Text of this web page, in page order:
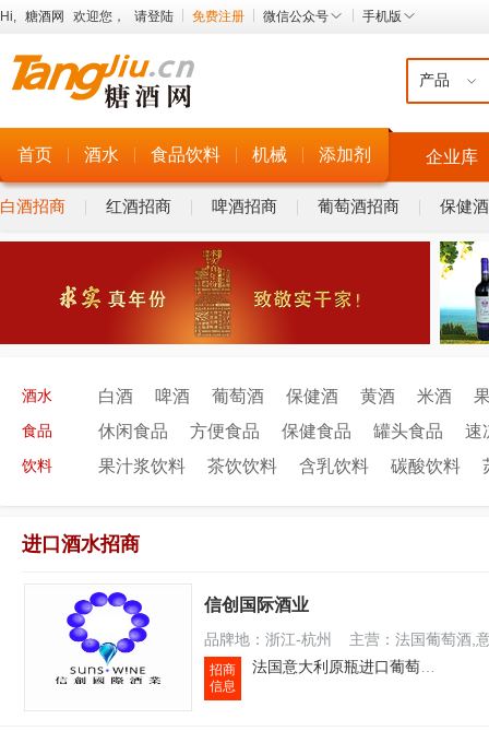
Hi, 糖酒网 欢迎您， 请登陆 免费注册 微信公众号 手机版
进口酒水招商
首页 酒水 食品饮料 机械 添加剂 企业库
白酒招商 红酒招商 啤酒招商 葡萄酒招商 保健
酒水 白酒 啤酒 葡萄酒 保健酒 黄酒 米酒
食品 休闲食品 方便食品 保健食品 罐头食品 速
饮料 果汁浆饮料 茶饮饮料 含乳饮料 碳酸饮料
进口酒水招商
信创国际酒业
品牌地：浙江-杭州 主营：法国葡萄酒,
招商
信息